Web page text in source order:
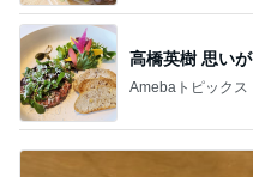
高橋英樹 思い
Amebaトピックス